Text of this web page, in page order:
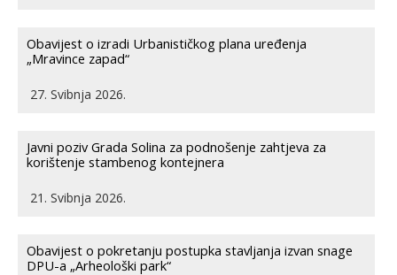
Obavijest o izradi Urbanističkog plana uređenja
„Mravince zapad“
27. Svibnja 2026.
Javni poziv Grada Solina za podnošenje zahtjeva za
korištenje stambenog kontejnera
21. Svibnja 2026.
Obavijest o pokretanju postupka stavljanja izvan snage
DPU-a „Arheološki park“